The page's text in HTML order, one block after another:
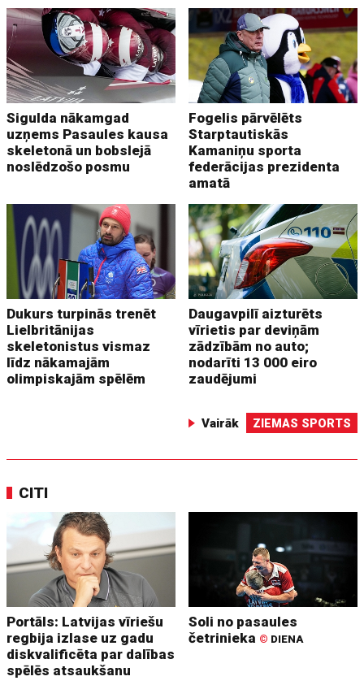
Sigulda nākamgad
uzņems Pasaules kausa
skeletonā un bobslejā
noslēdzošo posmu
Fogelis pārvēlēts
Starptautiskās
Kamaniņu sporta
federācijas prezidenta
amatā
Dukurs turpinās trenēt
Lielbritānijas
skeletonistus vismaz
līdz nākamajām
olimpiskajām spēlēm
Daugavpilī aizturēts
vīrietis par deviņām
zādzībām no auto;
nodarīti 13 000 eiro
zaudējumi
Vairāk ZIEMAS SPORTS
CITI
Portāls: Latvijas vīriešu
regbija izlase uz gadu
diskvalificēta par dalības
spēlēs atsaukšanu
Soli no pasaules
četrinieka © DIENA